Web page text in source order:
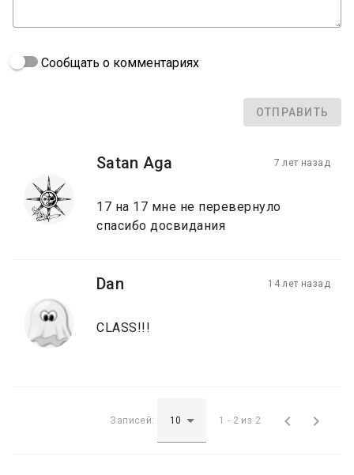
Сообщать о комментариях
ОТПРАВИТЬ
Satan Aga 7 лет назад
17 на 17 мне не перевернуло
спасибо досвидания
Dan 14 лет назад
CLASS!!!
Записей: 1 - 2 из 2  